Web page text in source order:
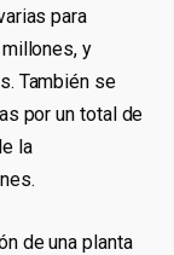
para
y
También se
por un total de
la
de una planta